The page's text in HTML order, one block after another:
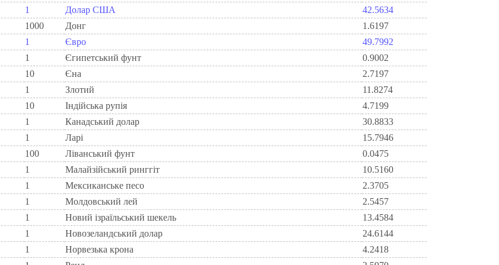
1 Долар США
42.5634
1000 Донг
1.6197
1 Євро
49.7992
1 Єгипетський фунт
0.9002
10 Єна
2.7197
1 Злотий
11.8274
10 Індійська рупія
4.7199
1 Канадський долар
30.8833
1 Ларi
15.7946
100 Ліванський фунт
0.0475
1 Малайзійський ринггіт
10.5160
1 Мексиканське песо
2.3705
1 Молдовський лей
2.5457
1 Новий ізраїльський шекель
13.4584
1 Новозеландський долар
24.6144
1 Норвезька крона
4.2418